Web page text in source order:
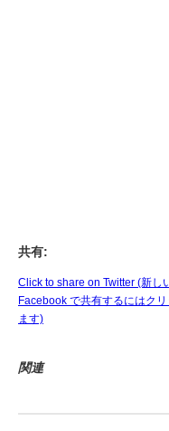
共有:
Click to share on Twitter (新し
Facebook で共有するにはク
ます)
関連